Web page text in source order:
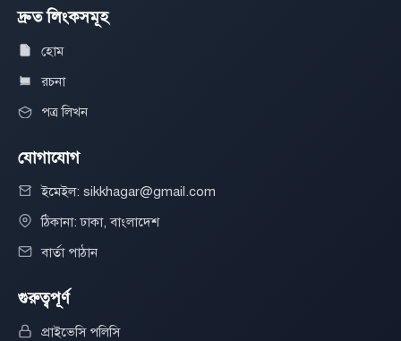
দ্রুত লিংকসমূহ
হোম
রচনা
পত্র লিখন
যোগাযোগ
ইমেইল: sikkhagar@gmail.com
ঠিকানা: ঢাকা, বাংলাদেশ
বার্তা পাঠান
গুরুত্বপূর্ণ
প্রাইভেসি পলিসি